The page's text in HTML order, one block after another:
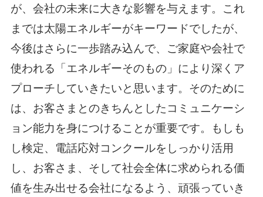
が、会社の未来に大きな影響を与えます。これ
までは太陽エネルギーがキーワードでしたが、
今後はさらに一歩踏み込んで、ご家庭や会社で
使われる「エネルギーそのもの」により深くア
プローチしていきたいと思います。そのために
は、お客さまとのきちんとしたコミュニケーシ
ョン能力を身につけることが重要です。もしも
し検定、電話応対コンクールをしっかり活用
し、お客さま、そして社会全体に求められる価
値を生み出せる会社になるよう、頑張っていき